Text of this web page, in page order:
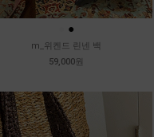
●
m_위켄드 린넨 백
59,000원